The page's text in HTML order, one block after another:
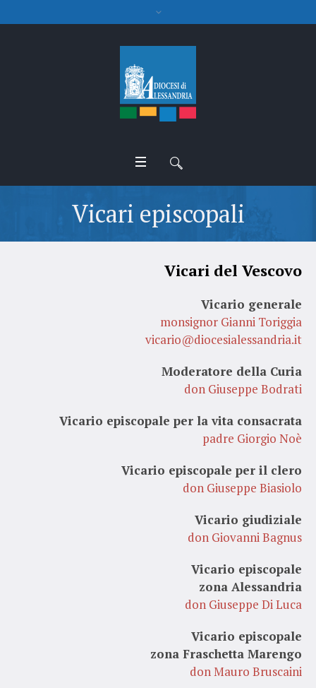
Vicari episcopali
Vicari del Vescovo
Vicario generale
monsignor Gianni Toriggia
vicario@diocesialessandria.it
Moderatore della Curia
don Giuseppe Bodrati
Vicario episcopale per la vita consacrata
padre Giorgio Noè
Vicario episcopale per il clero
don Giuseppe Biasiolo
Vicario giudiziale
don Giovanni Bagnus
Vicario episcopale
zona Alessandria
don Giuseppe Di Luca
Vicario episcopale
zona Fraschetta Marengo
don Mauro Bruscaini